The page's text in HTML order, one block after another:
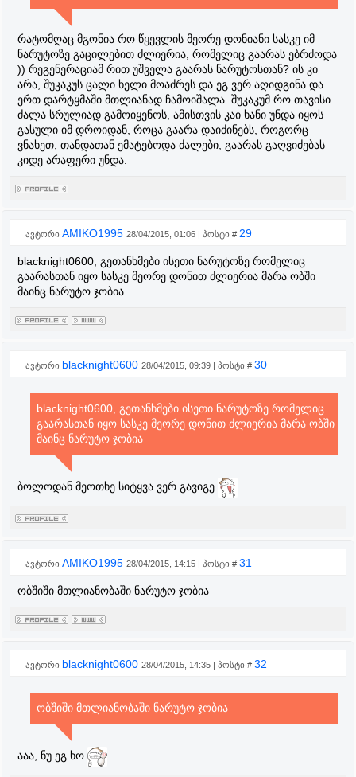
რატომღაც მგონია რო წყევლის მეორე დონიანი სასკე იმ
ნარუტოზე გაცილებით ძლიერია, რომელიც გაარას ებრძოდა
)) რეგენერაციამ რით უშველა გაარას ნარუტოსთან? ის კი
არა, შუკაკუს ცალი ხელი მოაძრეს და ეგ ვერ აღიდგინა და
ერთ დარტყმაში მთლიანად ჩამოიშალა. შუკაკუმ რო თავისი
ძალა სრულიად გამოიყენოს, ამისთვის კაი ხანი უნდა იყოს
გასული იმ დროიდან, როცა გაარა დაიძინებს, როგორც
ვნახეთ, თანდათან ემატებოდა ძალები, გაარას გაღვიძებას
კიდე არაფერი უნდა.
ავტორი AMIKO1995 28/04/2015, 01:06 | პოსტი # 29
blacknight0600, გეთანხმები ისეთი ნარუტოზე რომელიც
გაარასთან იყო სასკე მეორე დონით ძლიერია მარა ობში
მაინც ნარუტო ჯობია
ავტორი blacknight0600 28/04/2015, 09:39 | პოსტი # 30
blacknight0600, გეთანხმები ისეთი ნარუტოზე რომელიც
გაარასთან იყო სასკე მეორე დონით ძლიერია მარა ობში
მაინც ნარუტო ჯობია
ბოლოდან მეოთხე სიტყვა ვერ გავიგე
ავტორი AMIKO1995 28/04/2015, 14:15 | პოსტი # 31
ობშიში მთლიანობაში ნარუტო ჯობია
ავტორი blacknight0600 28/04/2015, 14:35 | პოსტი # 32
ობშიში მთლიანობაში ნარუტო ჯობია
ააა, ნუ ეგ ხო